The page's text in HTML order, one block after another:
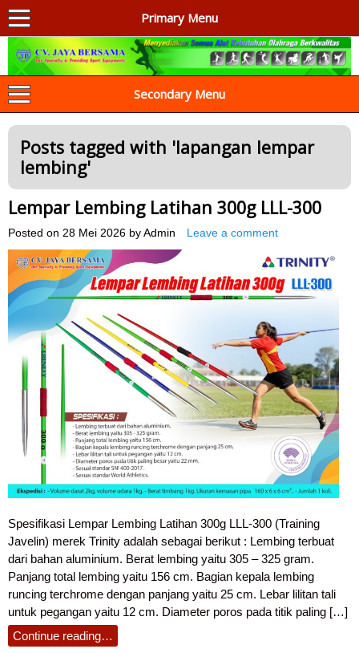
Primary Menu
AGEN ALAT OLAHRAGA
Menyediakan Alat Olahraga Terlengkap di Indonesia
Secondary Menu
Posts tagged with 'lapangan lempar
lembing'
Lempar Lembing Latihan 300g LLL-300
Posted on 28 Mei 2026 by Admin Leave a comment
Spesifikasi Lempar Lembing Latihan 300g LLL-300 (Training
Javelin) merek Trinity adalah sebagai berikut : Lembing terbuat
dari bahan aluminium. Berat lembing yaitu 305 – 325 gram.
Panjang total lembing yaitu 156 cm. Bagian kepala lembing
runcing terchrome dengan panjang yaitu 25 cm. Lebar lilitan tali
untuk pegangan yaitu 12 cm. Diameter poros pada titik paling […]
Continue reading…